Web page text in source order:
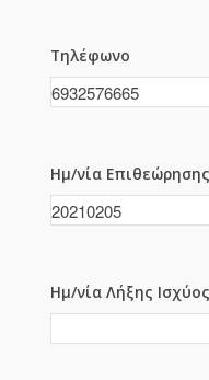
Τηλέφωνο
Ημ/νία Επιθεώρησης
Ημ/νία Λήξης Ισχύος